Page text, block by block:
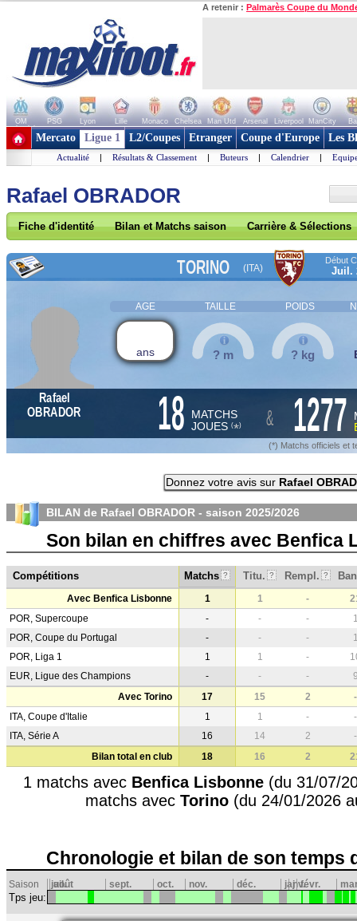
A retenir : Palmarès Coupe du
OM PSG Lyon Lille Monaco Chelsea Man Utd Arsenal Liverpool ManCity
+ de clubs
Mercato Ligue 1 L2/Coupes Etranger Coupe d'Europe Les
Actualité | Résultats & Classement | Buteurs | Calendrier |
Rafael OBRADOR
Fiche d'identité Bilan et Matchs saison Carrière & Sélections
TORINO (ITA)
Début
Juil.
AGE TAILLE POIDS
ans ? m ? kg
Rafael
OBRADOR
18 MATCHS
JOUES (*) & 1277
(*) Matchs officiels et
Donnez votre avis sur Rafael
BILAN de Rafael OBRADOR - saison 2025/2026
Son bilan en chiffres avec Benfica
Compétitions Matchs ? Titu. ? Rempl. ?
Avec Benfica Lisbonne 1 1 -
POR, Supercoupe
- - -
POR, Coupe du Portugal
- - -
POR, Liga 1
1 1 -
EUR, Ligue des Champions
- - -
Avec Torino
17 15 2
-
ITA, Coupe d'Italie
1 1 -
-
ITA, Série A
16 14 2
-
Bilan total en club
18 16 2
1 matchs avec Benfica Lisbonne (du 31/07/
matchs avec Torino (du 24/01/2026
Chronologie et bilan de son temps
Saison juil.
août sept. oct. nov. déc. janv.
j févr.
Tps jeu: